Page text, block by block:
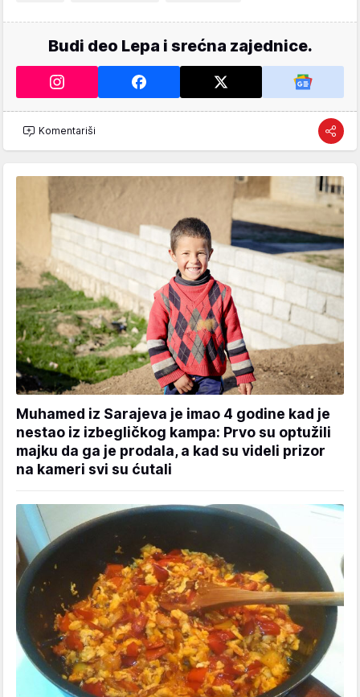
Budi deo Lepa i srećna zajednice.
Komentariši
Muhamed iz Sarajeva je imao 4 godine kad je
nestao iz izbegličkog kampa: Prvo su optužili
majku da ga je prodala, a kad su videli prizor
na kameri svi su ćutali